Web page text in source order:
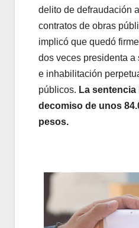
delito de defraudación
contratos de obras
implicó que quedó
dos veces presidenta a
e inhabilitación
públicos. La sentencia
decomiso de unos
pesos.